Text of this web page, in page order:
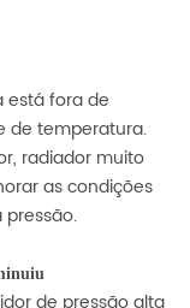
está fora de
de temperatura.
radiador muito
as condições
de pressão alta